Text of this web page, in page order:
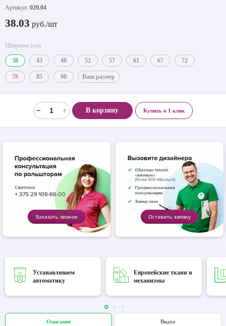
Артикул: 020.04
38.03 руб./шт
Ширина (см)
38 43 48 52 57 61 67 72
78 85 90 Ваш размер
В корзину Купить в 1 клик
Устанавливаем
автоматику
Европейские ткани и
механизмы
Описание Видео